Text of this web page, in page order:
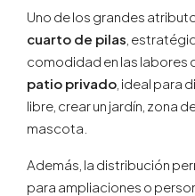
Uno de los grandes
cuarto de pilas ,
comodidad en las labores
patio privado , ideal para
libre, crear un jardín, zona
mascota.
Además, la distribución
para ampliaciones o